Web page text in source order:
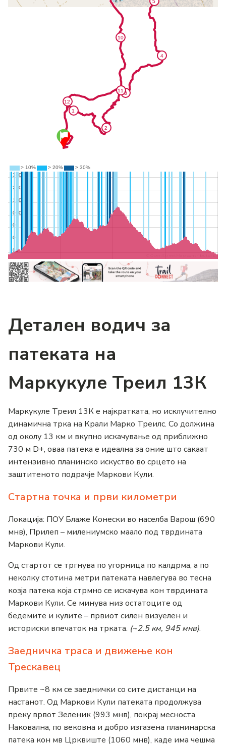
Детален водич за
патеката на
Маркукуле Треил 13К
Маркукуле Треил 13К е најкратката, но исклучително
динамична трка на Крали Марко Треилс. Со должина
од околу 13 км и вкупно искачување од приближно
730 м D+, оваа патека е идеална за оние што сакаат
интензивно планинско искуство во срцето на
заштитеното подрачје Маркови Кули.
Стартна точка и први километри
Локација: ПОУ Блаже Конески во населба Варош (690
мнв), Прилеп – милениумско маало под тврдината
Маркови Кули.
Од стартот се тргнува по угорница по калдрма, а по
неколку стотина метри патеката навлегува во тесна
козја патека која стрмно се искачува кон тврдината
Маркови Кули. Се минува низ остатоците од
бедемите и кулите – првиот силен визуелен и
историски впечаток на трката. (~2.5 км, 945 мнв).
Заедничка траса и движење кон
Трескавец
Првите ~8 км се заеднички со сите дистанци на
настанот. Од Маркови Кули патеката продолжува
преку врвот Зеленик (993 мнв), покрај месноста
Наковална, по вековна и добро изгазена планинарска
патека кон мв Црквиште (1060 мнв), каде има чешма